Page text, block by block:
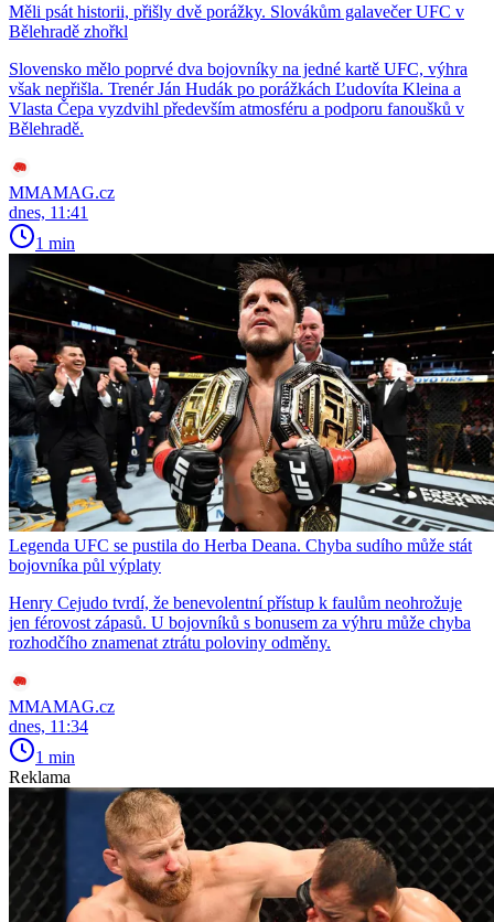
Měli psát historii, přišly dvě porážky. Slovákům galavečer UFC v
Bělehradě zhořkl
Slovensko mělo poprvé dva bojovníky na jedné kartě UFC, výhra
však nepřišla. Trenér Ján Hudák po porážkách Ľudovíta Kleina a
Vlasta Čepa vyzdvihl především atmosféru a podporu fanoušků v
Bělehradě.
MMAMAG.cz
dnes, 11:41
1 min
Legenda UFC se pustila do Herba Deana. Chyba sudího může stát
bojovníka půl výplaty
Henry Cejudo tvrdí, že benevolentní přístup k faulům neohrožuje
jen férovost zápasů. U bojovníků s bonusem za výhru může chyba
rozhodčího znamenat ztrátu poloviny odměny.
MMAMAG.cz
dnes, 11:34
1 min
Reklama